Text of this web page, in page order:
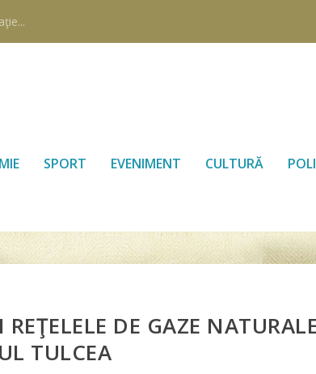
SPORT EVENIMENT CULTURĂ
DE GAZE
TULCEA